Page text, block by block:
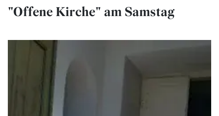
"Offene Kirche" am Samstag